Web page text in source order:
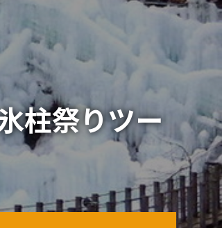
柱祭りツー